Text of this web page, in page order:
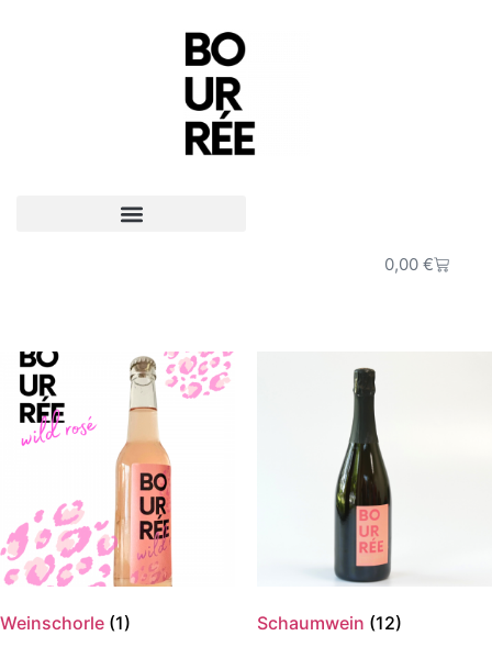
0,00 €
Weinschorle (1) Schaumwein (12)